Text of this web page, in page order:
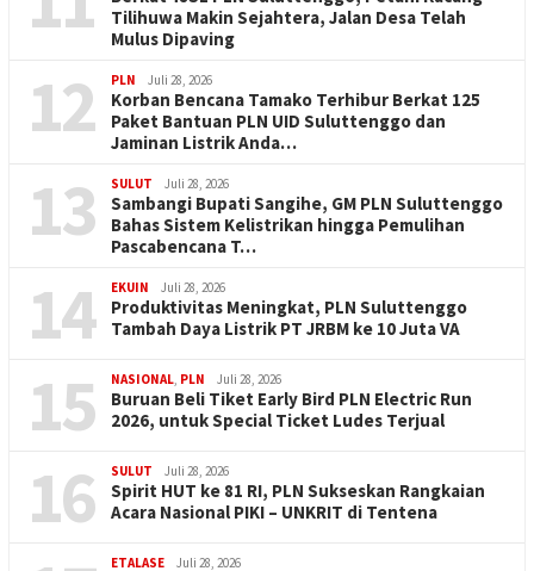
Tilihuwa Makin Sejahtera, Jalan Desa Telah
Mulus Dipaving
12 PLN Juli 28, 2026
Korban Bencana Tamako Terhibur Berkat 125
Paket Bantuan PLN UID Suluttenggo dan
Jaminan Listrik Anda…
13 SULUT Juli 28, 2026
Sambangi Bupati Sangihe, GM PLN Suluttenggo
Bahas Sistem Kelistrikan hingga Pemulihan
Pascabencana T…
14 EKUIN Juli 28, 2026
Produktivitas Meningkat, PLN Suluttenggo
Tambah Daya Listrik PT JRBM ke 10 Juta VA
15 NASIONAL, PLN Juli 28, 2026
Buruan Beli Tiket Early Bird PLN Electric Run
2026, untuk Special Ticket Ludes Terjual
16 SULUT Juli 28, 2026
Spirit HUT ke 81 RI, PLN Sukseskan Rangkaian
Acara Nasional PIKI – UNKRIT di Tentena
ETALASE Juli 28, 2026